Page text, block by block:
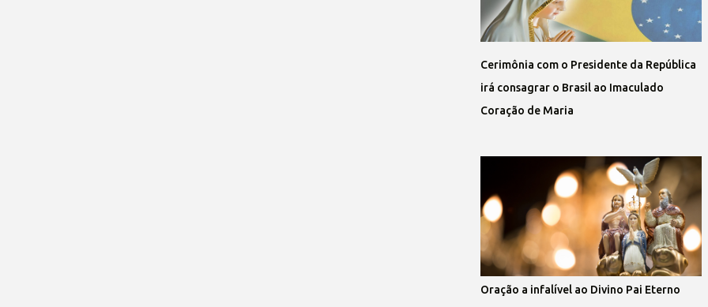
Cerimônia com o Presidente da República
irá consagrar o Brasil ao Imaculado
Coração de Maria
Oração a infalível ao Divino Pai Eterno